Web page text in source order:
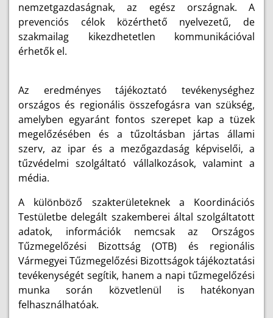
nemzetgazdaságnak, az egész országnak. A
prevenciós célok közérthető nyelvezetű, de
szakmailag kikezdhetetlen kommunikációval
érhetők el.
Az eredményes tájékoztató tevékenységhez
országos és regionális összefogásra van szükség,
amelyben egyaránt fontos szerepet kap a tüzek
megelőzésében és a tűzoltásban jártas állami
szerv, az ipar és a mezőgazdaság képviselői, a
tűzvédelmi szolgáltató vállalkozások, valamint a
média.
A különböző szakterületeknek a Koordinációs
Testületbe delegált szakemberei által szolgáltatott
adatok, információk nemcsak az Országos
Tűzmegelőzési Bizottság (OTB) és regionális
Vármegyei Tűzmegelőzési Bizottságok tájékoztatási
tevékenységét segítik, hanem a napi tűzmegelőzési
munka során közvetlenül is hatékonyan
felhasználhatóak.